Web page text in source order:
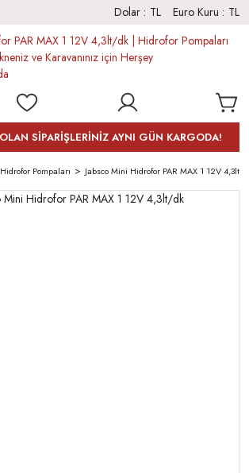
Dolar : TL Euro Kuru : TL
SİPARİŞLERİNİZ AYNI GÜN KARGODA!
Hidrofor Pompaları Jabsco Mini Hidrofor PAR MAX 1 12V 4,3lt/